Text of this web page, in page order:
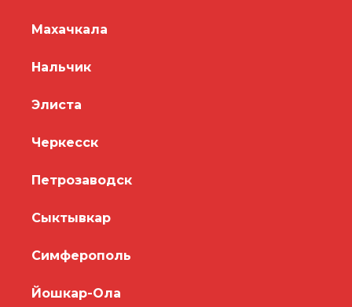
Махачкала
Нальчик
Элиста
Черкесск
Петрозаводск
Сыктывкар
Симферополь
Йошкар-Ола